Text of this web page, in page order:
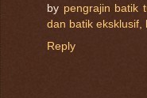
by pengrajin batik
dan batik eksklusif,
Reply